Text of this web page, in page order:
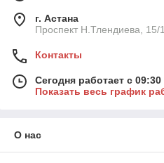
г. Астана
Проспект Н.Тлендиева, 15/
Контакты
Сегодня работает с
Показать весь график
О нас